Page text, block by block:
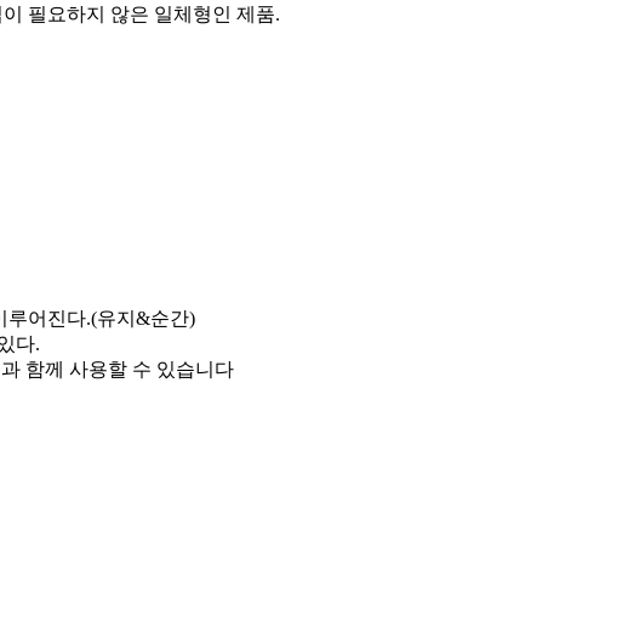
필요하지 않은 일체형인 제품.
루어진다.(유지&순간)
다.
함께 사용할 수 있습니다